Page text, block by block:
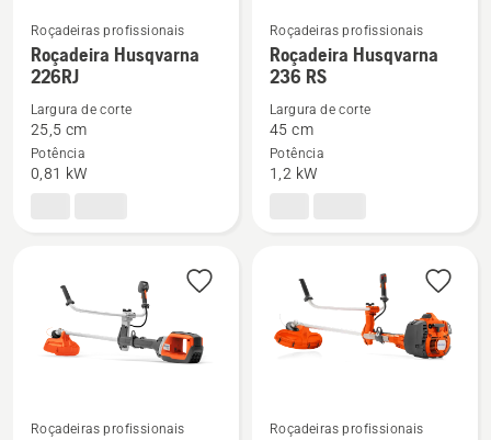
See
more
details
about
Roçadeira
Husqvarna
Roçadeiras profissionais
Roçadeira Husqvarna
226RJ
Largura de corte
25,5 cm
Potência
0,81 kW
See
more
details
about
Roçadeira
Husqvarna
Roçadeiras profissionais
Roçadeira Husqvarna
236 RS
Largura de corte
45 cm
Potência
1,2 kW
Roçadeiras profissionais Roçadeiras profissionais